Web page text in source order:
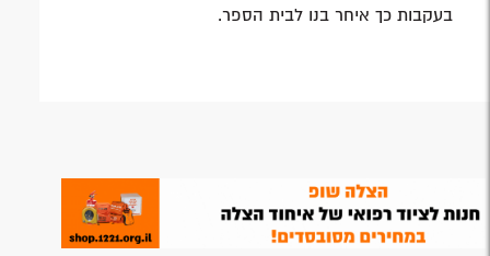
בעקבות כך איחר בנו לבית הספר.